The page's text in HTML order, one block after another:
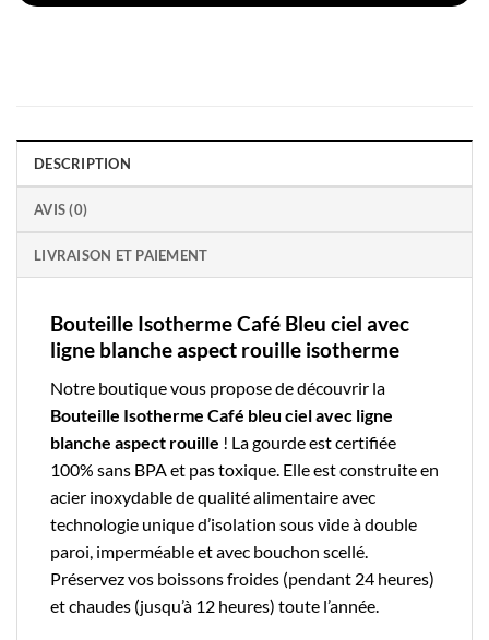
DESCRIPTION
AVIS (0)
LIVRAISON ET PAIEMENT
Bouteille Isotherme Café Bleu ciel avec
ligne blanche aspect rouille isotherme
Notre boutiquevous propose de découvrir la
Bouteille Isotherme Café bleu ciel avec ligne
blanche aspect rouille ! Lagourdeest certifiée
100% sans BPA et pas toxique. Elle est construite en
acier inoxydable de qualité alimentaire avec
technologie unique d’isolation sous vide à double
paroi, imperméable et avec bouchon scellé.
Préservez vos boissons froides (pendant 24 heures)
et chaudes (jusqu’à 12 heures) toute l’année.